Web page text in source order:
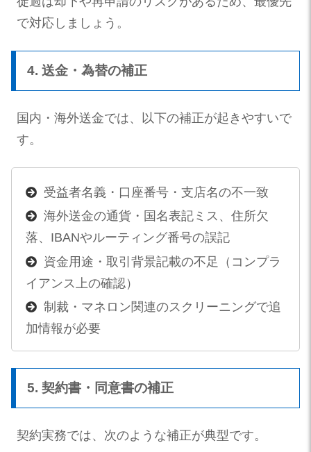
で対応しましょう。
4. 送金・為替の補正
国内・海外送金では、以下の補正が起きやすいで
す。
受益者名義・口座番号・支店名の不一致
海外送金の通貨・国名表記ミス、住所欠
落、IBANやルーティング番号の誤記
資金用途・取引背景記載の不足（コンプラ
イアンス上の確認）
制裁・マネロン関連のスクリーニングで追
加情報が必要
5. 契約書・同意書の補正
契約実務では、次のような補正が典型です。